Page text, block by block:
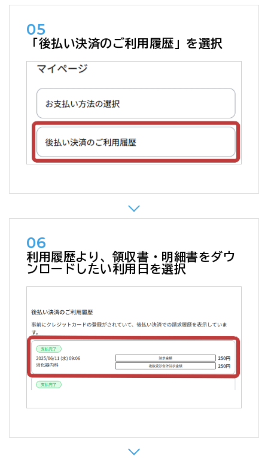
05
「後払い決済のご利用履歴」を選択
06
利用履歴より、領収書・明細書をダウ
ンロードしたい利用日を選択